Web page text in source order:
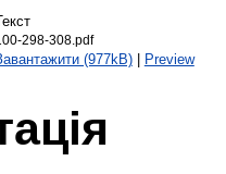
298-308.pdf
(977kB)| Preview